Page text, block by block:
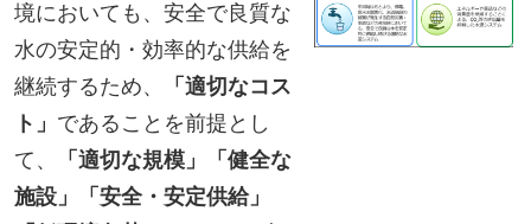
境においても、安全で良質な
水の安定的・効率的な供給を
継続するため、
「適切なコス
ト」 であることを前提とし
て、
「適切な規模」「健全な
施設」「安全・安定供給」